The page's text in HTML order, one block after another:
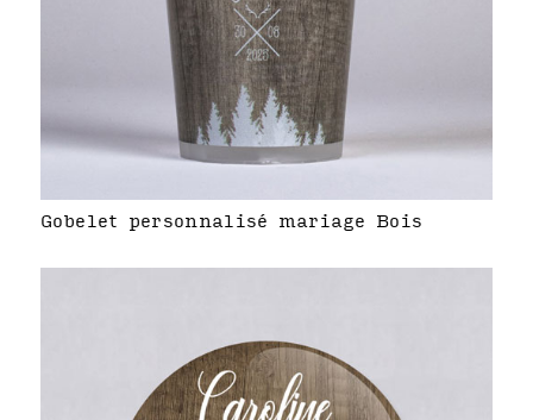
Gobelet personnalisé mariage Bois